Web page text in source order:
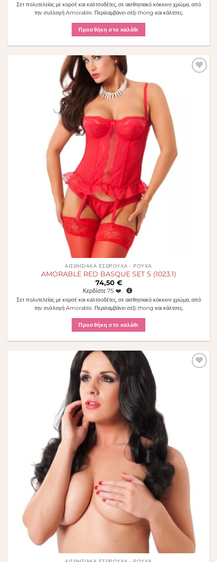
Σετ πολυτελείας με κορσέ και καλτσοδέτες, σε αισθησιακό κόκκινο χρώμα, από
την συλλογή Amorable. Περιλαμβάνει σέξι thong και κάλτσες.
Προσθήκη στο καλάθι
ΑΙΣΘΗΣΙΑΚΆ ΕΣΏΡΟΥΧΑ - ΡΟΎΧΑ
AMORABLE RED BASQUE SET S (1023.1)
74,50 €
Κερδίστε 75❤️.
Σετ πολυτελείας με κορσέ και καλτσοδέτες, σε αισθησιακό κόκκινο χρώμα, από
την συλλογή Amorable. Περιλαμβάνει σέξι thong και κάλτσες.
Προσθήκη στο καλάθι